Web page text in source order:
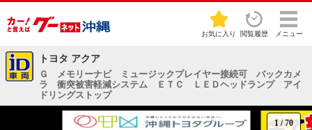
お気に入り 閲覧履歴 メニュー
トヨタ アクア
Ｇ メモリーナビ ミュージックプレイヤー接続可 バックカメ
ラ 衝突被害軽減システム ＥＴＣ ＬＥＤヘッドランプ アイ
ドリングストップ
1 /70